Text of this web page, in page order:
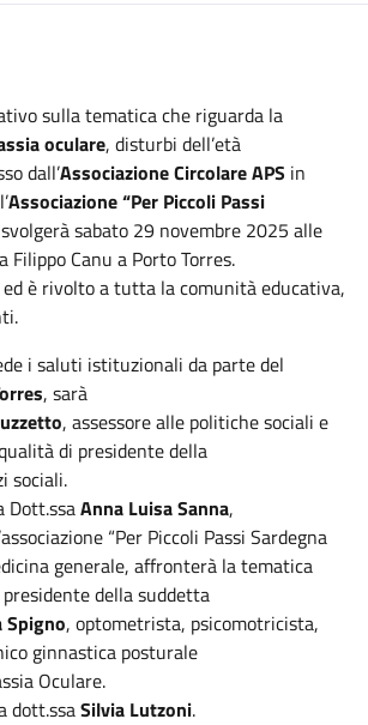
sulla tematica che riguarda la
oculare, disturbi dell’età
dall’Associazione Circolare APS in
Associazione “Per Piccoli Passi
sabato 29 novembre 2025 alle
Filippo Canu a Porto Torres.
ed è rivolto a tutta la comunità educativa,
i saluti istituzionali da parte del
, sarà
, assessore alle politiche sociali e
di presidente della
sociali.
Dott.ssaAnna Luisa Sanna,
“Per Piccoli Passi Sardegna
generale, affronterà la tematica
della suddetta
Spigno, optometrista, psicomotricista,
ginnastica posturale
Oculare.
dott.ssaSilvia Lutzoni.